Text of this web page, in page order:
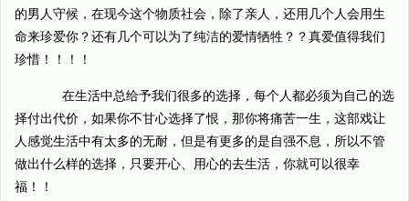
的男人守候，在现今这个物质社会，除了亲人，还用几个人会用生
命来珍爱你？还有几个可以为了纯洁的爱情牺牲？？真爱值得我们
珍惜！！！！
在生活中总给予我们很多的选择，每个人都必须为自己的选
择付出代价，如果你不甘心选择了恨，那你将痛苦一生，这部戏让
人感觉生活中有太多的无耐，但是有更多的是自强不息，所以不管
做出什么样的选择，只要开心、用心的去生活，你就可以很幸
福！！